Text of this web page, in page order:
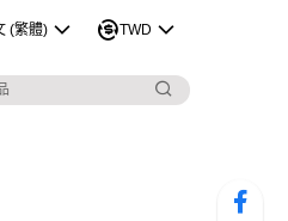
(繁體) TWD